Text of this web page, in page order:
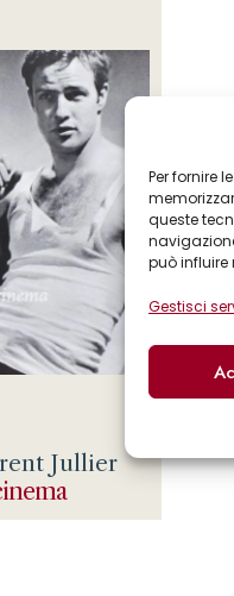
Per fornire
queste
può
Gestisci
Jullier